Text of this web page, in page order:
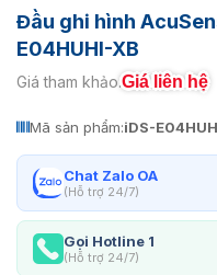
Đầu ghi hình
E04HUHI-XB
Giá tham khảo:Giá liên hệ
Mã sản phẩm:iDS-
Chat Zalo OA
(Hỗ trợ 24/7)
Gọi Hotline 1
(Hỗ trợ 24/7)